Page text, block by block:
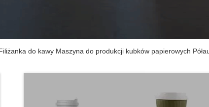
do kawy Maszyna do produkcji kubków papierowych